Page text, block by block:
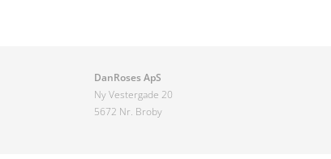
DanRoses ApS
Ny Vestergade 20
5672 Nr. Broby